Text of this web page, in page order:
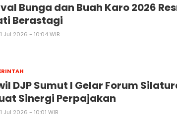
Bunga dan Buah Karo 2026
Berastagi
Jul 2026 - 10:04 WIB
DJP Sumut I Gelar Forum
Sinergi Perpajakan
Jul 2026 - 10:01 WIB